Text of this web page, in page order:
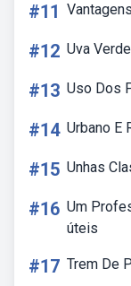
#11
#12 Uva
#13 Uso Dos
#14 Urbano E
#15 Unhas
#16 Um
úteis
#17 Trem De